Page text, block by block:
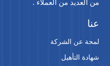
من العديد من العملاء .
عنا
لمحة عن الشركة
شهادة التأهيل